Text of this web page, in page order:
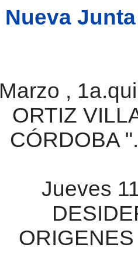
Nueva
Marzo ,
ORTIZ
CÓRDOBA
Jueves